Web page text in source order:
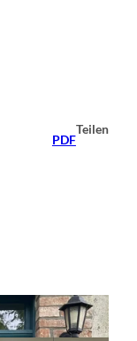
PDF
Teilen